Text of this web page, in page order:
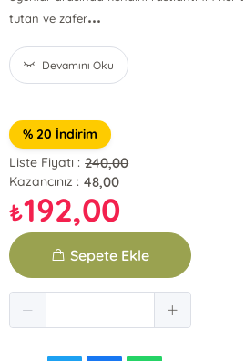
tutan ve zafer...
Devamını Oku
% 20 İndirim
Liste Fiyatı : 240,00
Kazancınız : 48,00
₺192,00
Sepete Ekle